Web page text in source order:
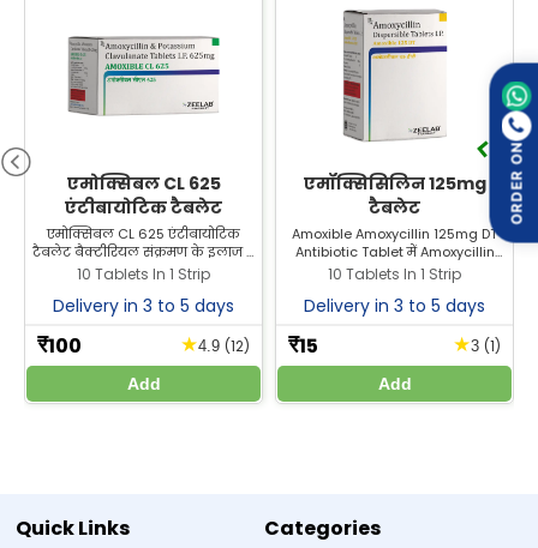
एमोक्सिबल CL 625
एंटीबायोटिक टैबलेट
एमोक्सिबल CL 625 एंटीबायोटिक
टैबलेट बैक्टीरियल संक्रमण के इलाज में
उपयोग होती है। एमोक्सिबल CL 625
एंटीबायोटिक टैबलेट Zeelab
Pharmacy से सबसे अच्छी कीमत पर
खरीदें। - In Hindi
10 Tablets In 1 Strip
Delivery in 3 to 5 days
₹100 ★4.9 (12)
Add
एमॉक्सिसिलिन 125mg
टैबलेट
Amoxible Amoxycillin 125mg DT
Antibiotic Tablet में Amoxycillin
(125mg) होता है, जो बैक्टीरियल संक्रमण
के इलाज में उपयोगी है। जानें इसके
उपयोग, लाभ और साइड इफेक्ट्स।
10 Tablets In 1 Strip
Delivery in 3 to 5 days
₹15 ★3 (1)
Add
ORDER ON
Quick Links Categories